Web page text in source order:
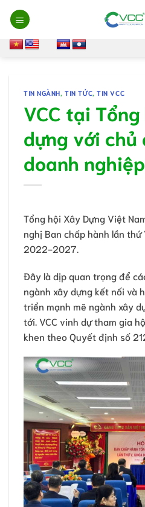
Chuyển
đến
nội
dung
TIN NGÀNH,TIN TỨC,TIN VCC
VCC tại
dựng với chủ
doanh
Tổng hội Xây Dựng Việt
nghị Ban chấp hành lần
2022-2027.
Đây là dịp quan trọng để
ngành xây dựng kết nối và
triển mạnh mẽ ngành xây
tới. VCC vinh dự tham gia
khen theo Quyết định số